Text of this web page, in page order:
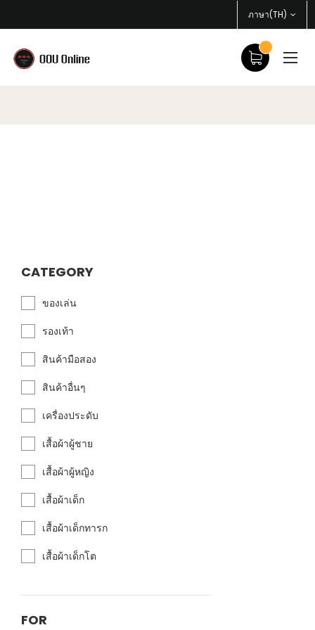
ภาษา(TH)
CATEGORY
ของเล่น
รองเท้า
สินค้ามือสอง
สินค้าอื่นๆ
เครื่องประดับ
เสื้อผ้าผู้ชาย
เสื้อผ้าผู้หญิง
เสื้อผ้าเด็ก
เสื้อผ้าเด็กทารก
เสื้อผ้าเด็กโต
FOR